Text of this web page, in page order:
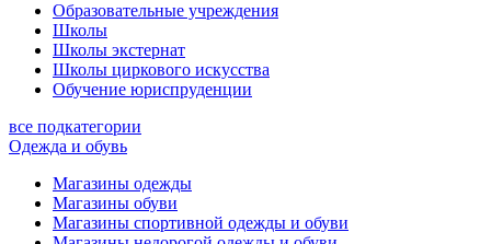
Образовательные учреждения
Школы
Школы экстернат
Школы циркового искусства
Обучение юриспруденции
все подкатегории
Одежда и обувь
Магазины одежды
Магазины обуви
Магазины спортивной одежды и обуви